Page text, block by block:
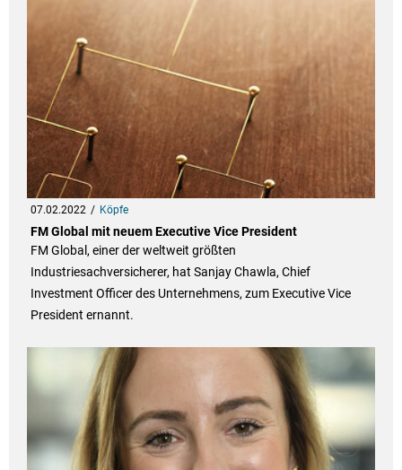
07.02.2022 Köpfe
FM Global mit neuem Executive Vice President
FM Global, einer der weltweit größten
Industriesachversicherer, hat Sanjay Chawla, Chief
Investment Officer des Unternehmens, zum Executive Vice
President ernannt.